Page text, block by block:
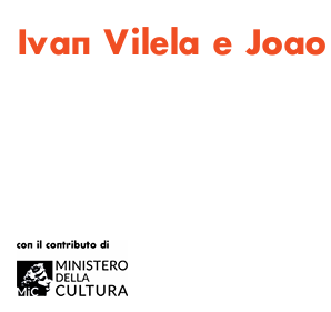
Ivan Vilela e